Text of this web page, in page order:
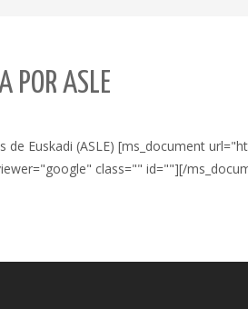
POR ASLE
Euskadi (ASLE) [ms_document
class="" id=""][/